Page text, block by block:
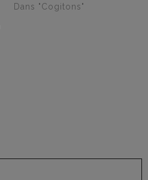
Dans "Cogitons"